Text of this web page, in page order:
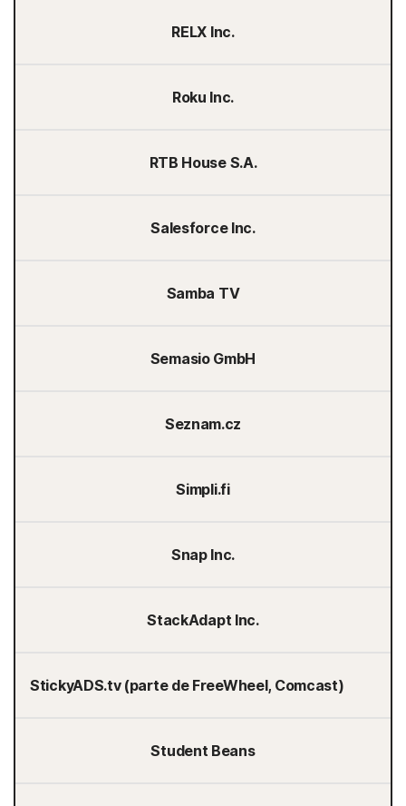
RELX Inc.
Roku Inc.
RTB House S.A.
Salesforce Inc.
Samba TV
Semasio GmbH
Seznam.cz
Simpli.fi
Snap Inc.
StackAdapt Inc.
StickyADS.tv (parte de FreeWheel, Comcast)
Student Beans